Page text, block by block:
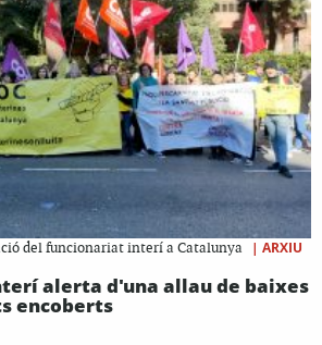
del funcionariat interí a Catalunya | ARXIU
alerta d'una allau de baixes
encoberts